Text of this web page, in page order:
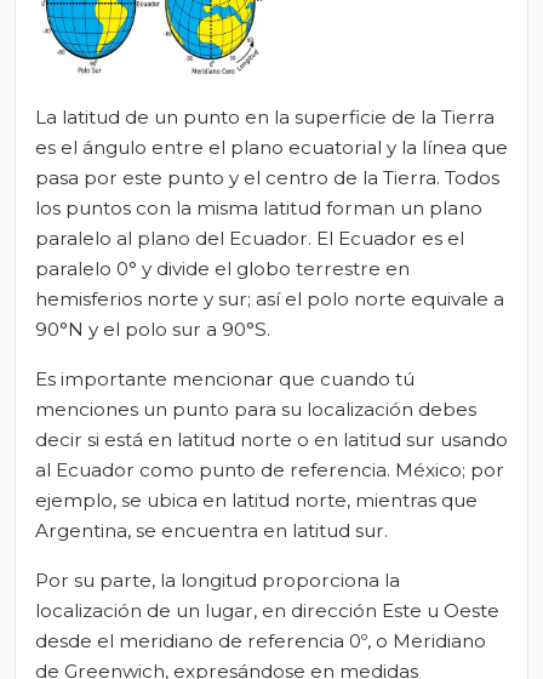
La latitud de un punto en la superficie de la Tierra
es el ángulo entre el plano ecuatorial y la línea que
pasa por este punto y el centro de la Tierra. Todos
los puntos con la misma latitud forman un plano
paralelo al plano del Ecuador. El Ecuador es el
paralelo 0° y divide el globo terrestre en
hemisferios norte y sur; así el polo norte equivale a
90°N y el polo sur a 90°S.
Es importante mencionar que cuando tú
menciones un punto para su localización debes
decir si está en latitud norte o en latitud sur usando
al Ecuador como punto de referencia. México; por
ejemplo, se ubica en latitud norte, mientras que
Argentina, se encuentra en latitud sur.
Por su parte, la longitud proporciona la
localización de un lugar, en dirección Este u Oeste
desde el meridiano de referencia 0º, o Meridiano
de Greenwich, expresándose en medidas